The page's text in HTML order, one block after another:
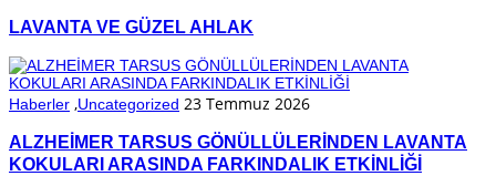
LAVANTA VE GÜZEL AHLAK
Haberler ,Uncategorized 23 Temmuz 2026
ALZHEİMER TARSUS GÖNÜLLÜLERİNDEN LAVANTA
KOKULARI ARASINDA FARKINDALIK ETKİNLİĞİ